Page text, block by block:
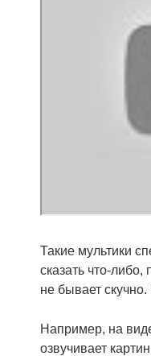
Такие мультики
сказать что-
не бывает
Например, на
озвучивает